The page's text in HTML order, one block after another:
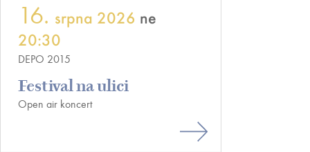
Festival na ulici
16. srpna 2026 ne
20:30
DEPO 2015
Open air koncert